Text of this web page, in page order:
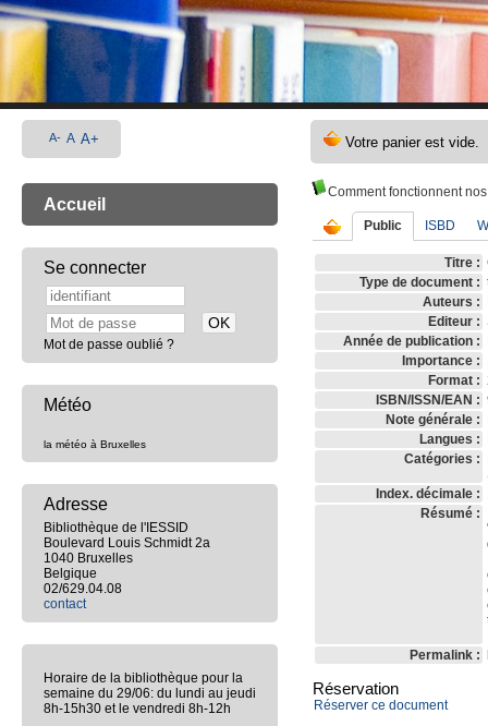
Comment fonctionnent
Public ISBD
Titre :
Type de document :
Auteurs :
Editeur :
Année de publication :
Importance :
Format :
ISBN/ISSN/EAN :
Note générale :
Langues :
Catégories :
Index. décimale :
Résumé :
Permalink :
Réservation
Réserver ce document
A- A A+
Accueil
Se connecter
Mot de passe oublié ?
Météo
la météo à Bruxelles
Adresse
Bibliothèque de l'IESSID
Boulevard Louis Schmidt 2a
1040 Bruxelles
Belgique
02/629.04.08
contact
Horaire de la bibliothèque pour la
semaine du 29/06: du lundi au jeudi
8h-15h30 et le vendredi 8h-12h